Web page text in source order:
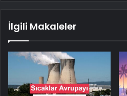
İlgili Makaleler